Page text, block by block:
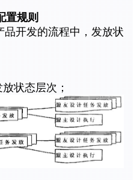
置规则
开发的流程中，发放状
状态层次；